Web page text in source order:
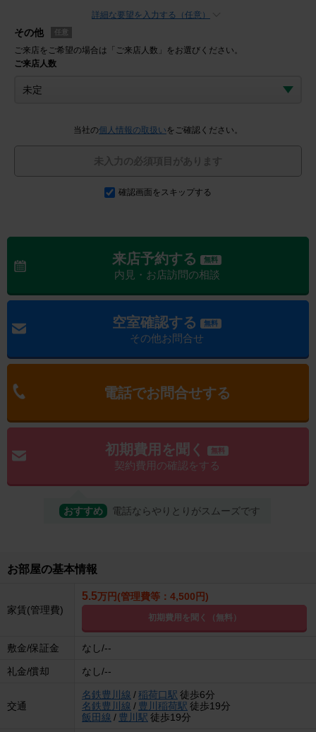
詳細な要望を入力する（任意）
その他 任意
ご来店をご希望の場合は「ご来店人数」をお選びください。
ご来店人数
当社の個人情報の取扱い をご確認ください。
未入力の必須項目があります
確認画面をスキップする
来店予約する 無料
内見・お店訪問の相談
空室確認する 無料
その他お問合せ
電話でお問合せする
初期費用を聞く 無料
契約費用の確認をする
おすすめ 電話ならやりとりがスムーズです
お部屋の基本情報
家賃(管理費)
5.5万円(管理費等：4,500円)
初期費用を聞く（無料）
敷金/保証金 なし/--
礼金/償却 なし/--
交通
名鉄豊川線 /稲荷口駅 徒歩6分
名鉄豊川線 / 豊川稲荷駅 徒歩19分
飯田線 / 豊川駅 徒歩19分